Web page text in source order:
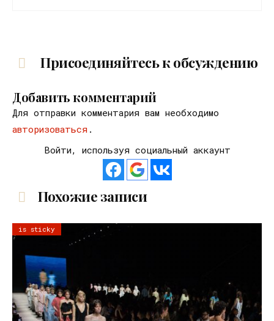
Присоединяйтесь к обсуждению
Добавить комментарий
Для отправки комментария вам необходимо
авторизоваться .
Войти, используя социальный аккаунт
Похожие записи
is sticky